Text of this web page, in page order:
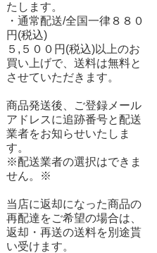
たします。
・通常配送/全国一律８８０
円(税込)
５,５００円(税込)以上のお
買い上げで、送料は無料と
させていただきます。
商品発送後、ご登録メール
アドレスに追跡番号と配送
業者をお知らせいたしま
す。
※配送業者の選択はできま
せん。※
当店に返却になった商品の
再配達をご希望の場合は、
返却・再送の送料を別途貰
い受けます。